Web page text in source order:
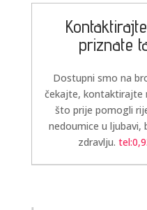
priznate
Dostupni smo na
čekajte, kontaktirajte
što prije pomogli
nedoumice u ljubavi,
zdravlju.
Tarot
TEHNIKE: